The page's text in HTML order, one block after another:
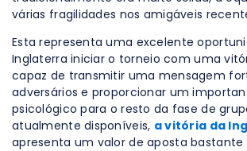
várias fragilidades nos amigáveis
Esta representa uma excelente
Inglaterra iniciar o torneio com uma
capaz de transmitir uma mensagem
adversários e proporcionar um
psicológico para o resto da fase de
atualmente disponíveis, a vitória da
apresenta um valor de aposta bastante